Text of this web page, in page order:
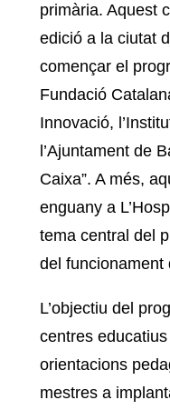
primària. Aquest
edició a la ciutat
començar el
Fundació
Innovació,
l’Ajuntament de
Caixa”. A més,
enguany a
tema central del
del funcionament
L’objectiu del
centres
orientacions
mestres a